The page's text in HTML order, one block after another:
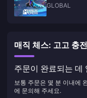
GLOBAL
매직 체스: 고고 충
주문이 완료되는 데
보통 주문은 몇 분 이내에
에 문의해 주세요.